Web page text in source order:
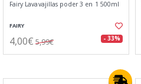
Fairy Lavavajillas poder 3 en 1 500ml
FAIRY
4,00€ 5,99€ - 33%